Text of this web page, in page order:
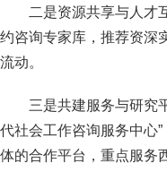
二是资源共享与人才
约咨询专家库，推荐资深
流动。
三是共建服务与研究
代社会工作咨询服务中心
体的合作平台，重点服务